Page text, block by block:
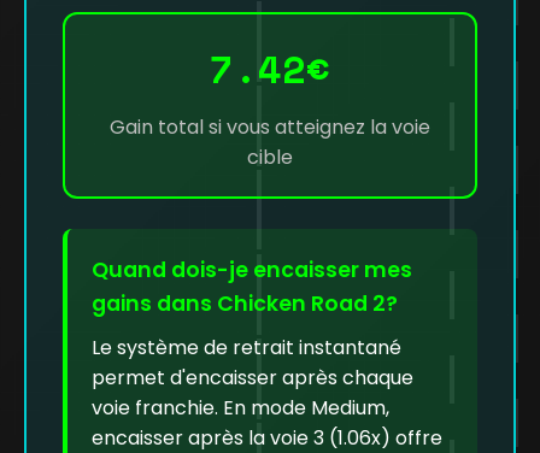
7.42€
Gain total si vous atteignez la voie
cible
Quand dois-je encaisser mes
gains dans Chicken Road 2?
Le système de retrait instantané
permet d'encaisser après chaque
voie franchie. En mode Medium,
encaisser après la voie 3 (1.06x) offre